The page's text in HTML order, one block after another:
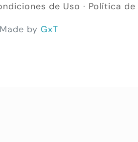
de Uso · Política
by GxT